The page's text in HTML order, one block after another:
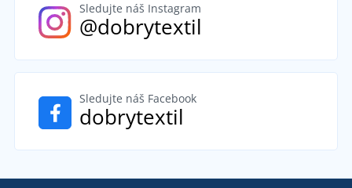
Sledujte náš Instagram
@dobrytextil
Sledujte náš Facebook
dobrytextil